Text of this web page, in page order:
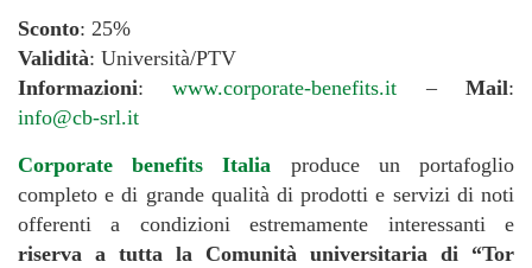
Sconto: 25%
Validità: Università/PTV
Informazioni:www.corporate-benefits.it –Mail:
info@cb-srl.it
Corporate benefits Italia produce un portafoglio
completo e di grande qualità di prodotti e servizi di noti
offerenti a condizioni estremamente interessanti e
riserva a tutta la Comunità universitaria di “Tor